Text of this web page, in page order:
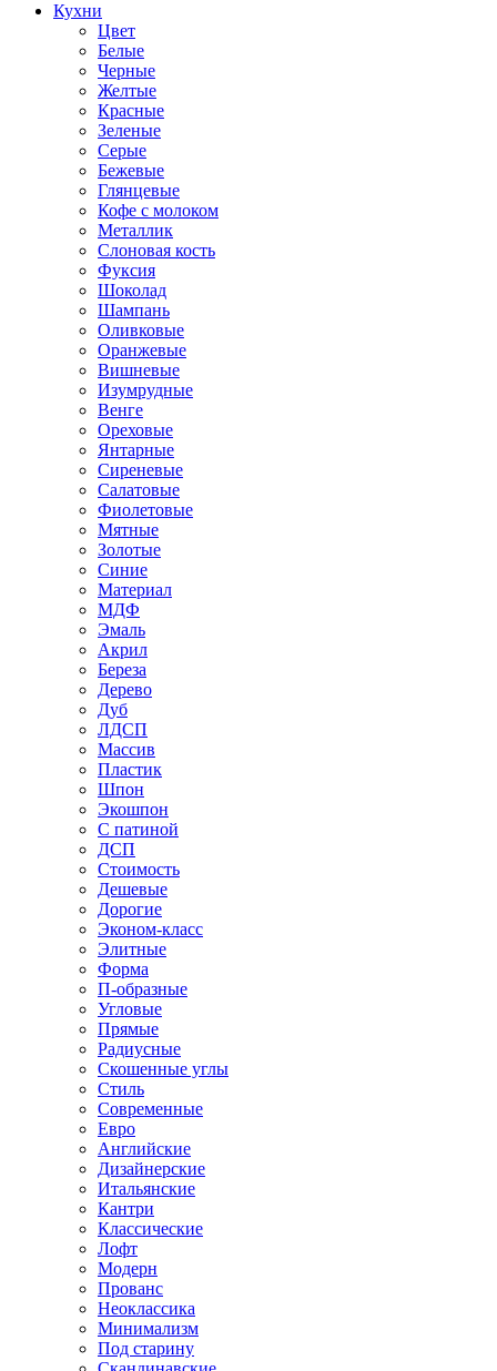
Кухни
Цвет
Белые
Черные
Желтые
Красные
Зеленые
Серые
Бежевые
Глянцевые
Кофе с молоком
Металлик
Слоновая кость
Фуксия
Шоколад
Шампань
Оливковые
Оранжевые
Вишневые
Изумрудные
Венге
Ореховые
Янтарные
Сиреневые
Салатовые
Фиолетовые
Мятные
Золотые
Синие
Материал
МДФ
Эмаль
Акрил
Береза
Дерево
Дуб
ЛДСП
Массив
Пластик
Шпон
Экошпон
С патиной
ДСП
Стоимость
Дешевые
Дорогие
Эконом-класс
Элитные
Форма
П-образные
Угловые
Прямые
Радиусные
Скошенные углы
Стиль
Современные
Евро
Английские
Дизайнерские
Итальянские
Кантри
Классические
Лофт
Модерн
Прованс
Неоклассика
Минимализм
Под старину